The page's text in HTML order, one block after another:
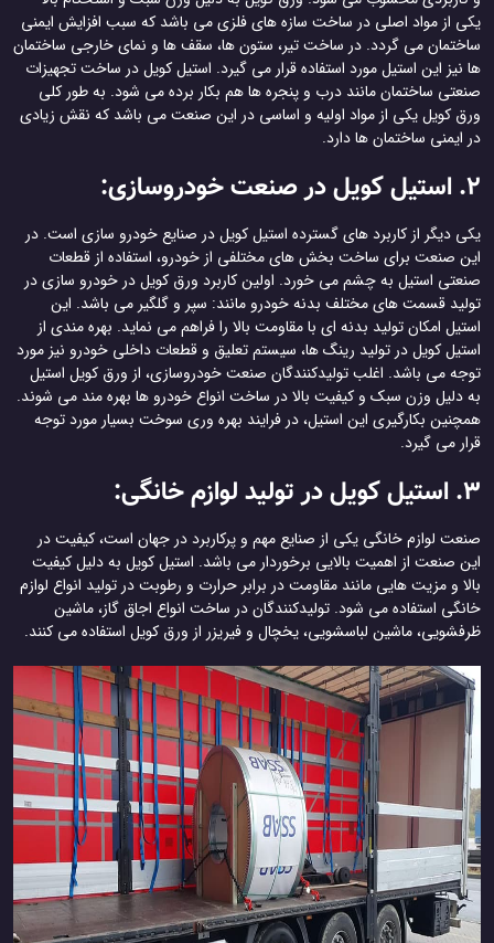
یکی از مواد اصلی در ساخت سازه های فلزی می باشد که سبب افزایش ایمنی
ساختمان می گردد. در ساخت تیر، ستون ها، سقف ها و نمای خارجی ساختمان
ها نیز این استیل مورد استفاده قرار می گیرد. استیل کویل در ساخت تجهیزات
صنعتی ساختمان مانند درب و پنجره ها هم بکار برده می شود. به طور کلی
ورق کویل یکی از مواد اولیه و اساسی در این صنعت می باشد که نقش زیادی
در ایمنی ساختمان ها دارد.
2. استیل کویل در صنعت خودروسازی:
یکی دیگر از کاربرد های گسترده استیل کویل در صنایع خودرو سازی است. در
این صنعت برای ساخت بخش های مختلفی از خودرو، استفاده از قطعات
صنعتی استیل به چشم می خورد. اولین کاربرد ورق کویل در خودرو سازی در
تولید قسمت های مختلف بدنه خودرو مانند: سپر و گلگیر می باشد. این
استیل امکان تولید بدنه ای با مقاومت بالا را فراهم می نماید. بهره مندی از
استیل کویل در تولید رینگ ها، سیستم تعلیق و قطعات داخلی خودرو نیز مورد
توجه می باشد. اغلب تولیدکنندگان صنعت خودروسازی، از ورق کویل استیل
به دلیل وزن سبک و کیفیت بالا در ساخت انواع خودرو ها بهره مند می شوند.
همچنین بکارگیری این استیل، در فرایند بهره وری سوخت بسیار مورد توجه
قرار می گیرد.
3. استیل کویل در تولید لوازم خانگی:
صنعت لوازم خانگی یکی از صنایع مهم و پرکاربرد در جهان است، کیفیت در
این صنعت از اهمیت بالایی برخوردار می باشد. استیل کویل به دلیل کیفیت
بالا و مزیت هایی مانند مقاومت در برابر حرارت و رطوبت در تولید انواع لوازم
خانگی استفاده می شود. تولیدکنندگان در ساخت انواع اجاق گاز، ماشین
ظرفشویی، ماشین لباسشویی، یخچال و فیریزر از ورق کویل استفاده می کنند.